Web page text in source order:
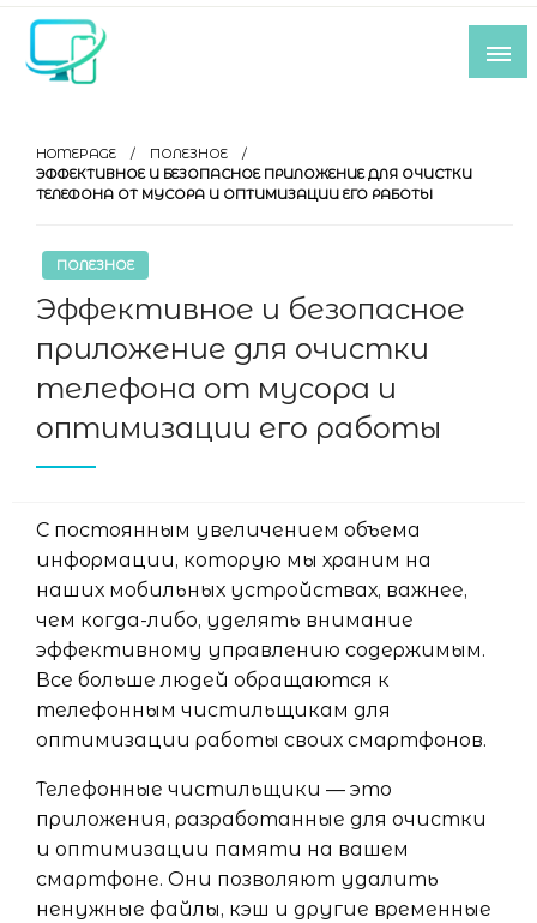
Skip
content
индустрии
HOMEPAGE
ПОЛЕЗНОЕ
ЭФФЕКТИВНОЕ И БЕЗОПАСНОЕ ПРИЛОЖЕНИЕ ДЛЯ ОЧИСТКИ
ТЕЛЕФОНА ОТ МУСОРА И ОПТИМИЗАЦИИ ЕГО РАБОТЫ
ПОЛЕЗНОЕ
Эффективное и безопасное
приложение для очистки
телефона от мусора и
оптимизации его работы
С постоянным увеличением объема
информации, которую мы храним на
наших мобильных устройствах, важнее,
чем когда-либо, уделять внимание
эффективному управлению содержимым.
Все больше людей обращаются к
телефонным чистильщикам для
оптимизации работы своих смартфонов.
Телефонные чистильщики — это
приложения, разработанные для очистки
и оптимизации памяти на вашем
смартфоне. Они позволяют удалить
ненужные файлы, кэш и другие временные